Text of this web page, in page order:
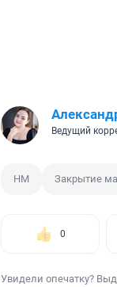
Ведущий
HM Закрытие
0
Увидели опечатку?